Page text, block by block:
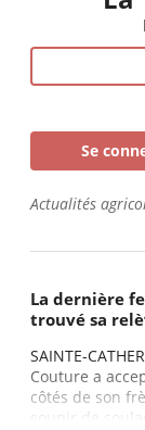
Se
Actualités
La dernière
trouvé sa
SAINTE-
Couture a
côtés de son
soupir de